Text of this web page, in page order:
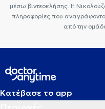
μέσω βιντεοκλήσης. Η
πληροφορίες που
από την
Κατέβασε το app